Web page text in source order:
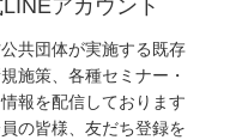
アカウント
共団体が実施する既存
施策、各種セミナー・
報を配信しております
の皆様、友だち登録を